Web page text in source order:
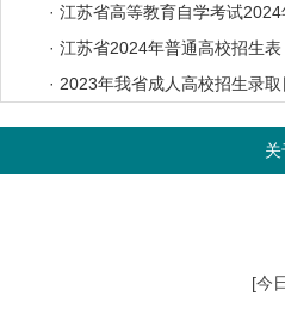
志愿投档分数线
· 江苏省高等教育自学考试
名办法
· 江苏省2024年普通高校招生
试）、书法类专业省统考考前
· 2023年我省成人高校招生录
[今